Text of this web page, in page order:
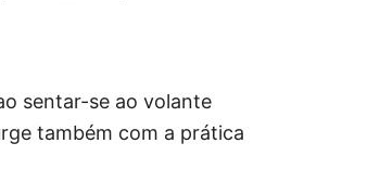
sentar-se ao volante
também com a prática